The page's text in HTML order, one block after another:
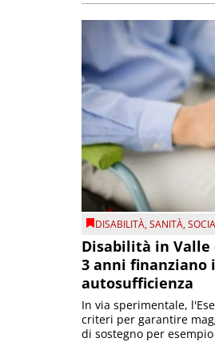
DISABILITÀ,SANITÀ,
Disabilità in Valle
3 anni finanziano
autosufficienza
In via sperimentale,
criteri per garantire
di sostegno per